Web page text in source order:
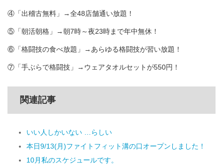
④「出稽古無料」→全48店舗通い放題！
⑤「朝活朝格」→朝7時～夜23時まで年中無休！
⑥「格闘技の食べ放題」→あらゆる格闘技が習い放題！
⑦「手ぶらで格闘技」→ウェアタオルセットが550円！
関連記事
いい人しかいない …らしい
本日9/13(月)ファイトフィット溝の口オープンしました！
10月私のスケジュールです。